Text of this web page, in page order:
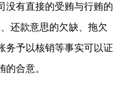
没有直接的受贿与行贿的
还款意思的欠缺、拖欠
务予以核销等事实可以证
合意。